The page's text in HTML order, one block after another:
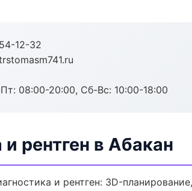
12-32
08:00-20:00, Сб-Вс: 10:00-18:00
рентген в Абакан
и рентген: 3D-